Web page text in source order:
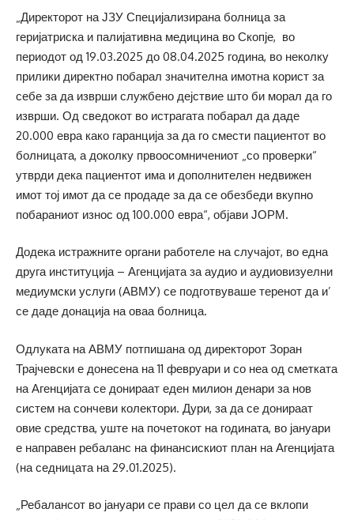
„Директорот на ЈЗУ Специјализирана болница за
геријатриска и палијативна медицина во Скопје, во
периодот од 19.03.2025 до 08.04.2025 година, во неколку
прилики директно побарал значителна имотна корист за
себе за да изврши службено дејствие што би морал да го
изврши. Од сведокот во истрагата побарал да даде
20.000 евра како гаранција за да го смести пациентот во
болницата, а доколку првоосомничениот „со проверки“
утврди дека пациентот има и дополнителен недвижен
имот тој имот да се продаде за да се обезбеди вкупно
побараниот износ од 100.000 евра“, објави ЈОРМ.
Додека истражните органи работеле на случајот, во една
друга институција – Агенцијата за аудио и аудиовизуелни
медиумски услуги (АВМУ) се подготвуваше теренот да и’
се даде донација на оваа болница.
Одлуката на АВМУ потпишана од директорот Зоран
Трајчевски е донесена на 11 февруари и со неа од сметката
на Агенцијата се донираат еден милион денари за нов
систем на сончеви колектори. Дури, за да се донираат
овие средства, уште на почетокот на годината, во јануари
е направен ребаланс на финансискиот план на Агенцијата
(на седницата на 29.01.2025).
„Ребалансот во јануари се прави со цел да се вклопи